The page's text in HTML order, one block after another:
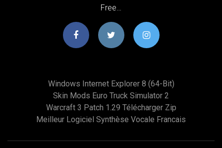
Free…
Windows Internet Explorer 8 (64-Bit)
Skin Mods Euro Truck Simulator 2
Warcraft 3 Patch 1.29 Télécharger Zip
Meilleur Logiciel Synthèse Vocale Francais